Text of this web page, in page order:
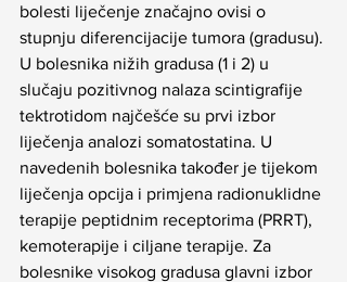
bolesti liječenje značajno ovisi o
stupnju diferencijacije tumora (gradusu).
U bolesnika nižih gradusa (1 i 2) u
slučaju pozitivnog nalaza scintigrafije
tektrotidom najčešće su prvi izbor
liječenja analozi somatostatina. U
navedenih bolesnika također je tijekom
liječenja opcija i primjena radionuklidne
terapije peptidnim receptorima (PRRT),
kemoterapije i ciljane terapije. Za
bolesnike visokog gradusa glavni izbor